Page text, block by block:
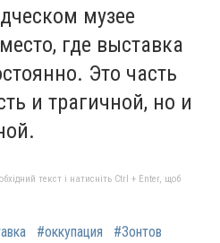
музее
где выставка
Это часть
и трагичной, но и
текст і натисніть Ctrl + Enter, щоб
#оккупация #Зонтов